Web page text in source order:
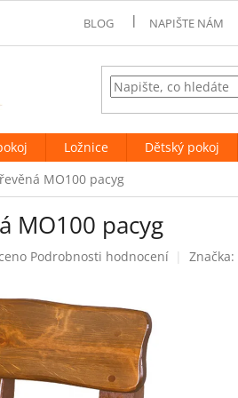
BLOG NAPIŠTE NÁM
Ložnice Dětský pokoj
MO100 pacyg
MO100 pacyg
Podrobnosti hodnocení Značka: